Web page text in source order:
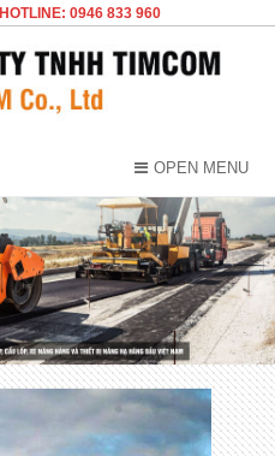
HOTLINE: 0946 833 960
OPEN MENU